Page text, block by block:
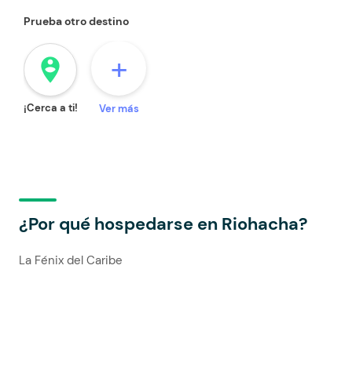
Prueba otro destino
person_pin_circle
¡Cerca a ti!
+
Ver más
¿Por qué hospedarse en Riohacha?
La Fénix del Caribe